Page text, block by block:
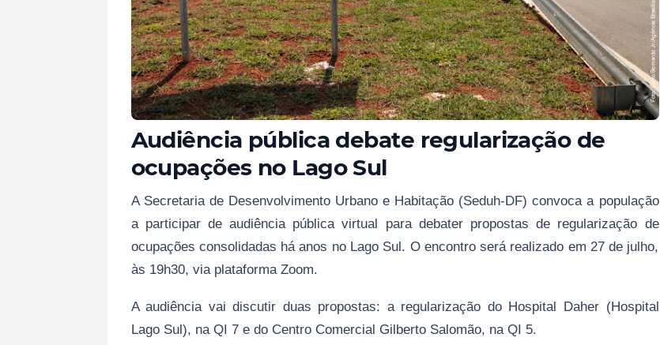
Audiência pública debate regularização de
ocupações no Lago Sul
A Secretaria de Desenvolvimento Urbano e Habitação (Seduh-DF) convoca a população
a participar de audiência pública virtual para debater propostas de regularização de
ocupações consolidadas há anos no Lago Sul. O encontro será realizado em 27 de julho,
às 19h30, via plataforma Zoom.
A audiência vai discutir duas propostas: a regularização do Hospital Daher (Hospital
Lago Sul), na QI 7 e do Centro Comercial Gilberto Salomão, na QI 5.